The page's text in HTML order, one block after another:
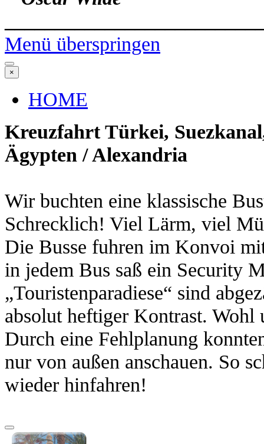
Menü überspringen
×
HOME
Kreuzfahrt Türkei,
Ägypten / Alexandria
Wir buchten eine klassische
Schrecklich! Viel Lärm, viel
Die Busse fuhren im Konvoi
in jedem Bus saß ein Security
„Touristenparadiese“ sind
absolut heftiger Kontrast.
Durch eine Fehlplanung
nur von außen anschauen. So
wieder hinfahren!